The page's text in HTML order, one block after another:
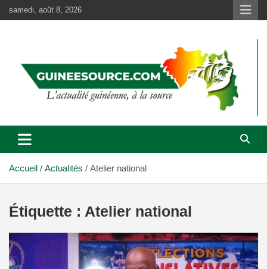
au
samedi, août 8, 2026
Accueil Actualités Atelier national
Étiquette : Atelier national